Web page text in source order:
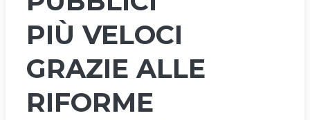
PIÙ VELOCI
GRAZIE ALLE
RIFORME